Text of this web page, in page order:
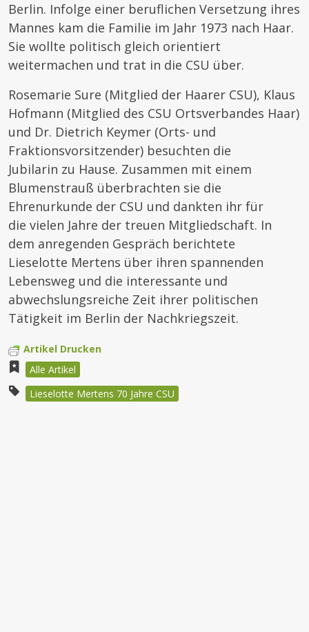
Berlin. Infolge einer beruflichen Versetzung ihres
Mannes kam die Familie im Jahr 1973 nach Haar.
Sie wollte politisch gleich orientiert
weitermachen und trat in die CSU über.
Rosemarie Sure (Mitglied der Haarer CSU), Klaus
Hofmann (Mitglied des CSU Ortsverbandes Haar)
und Dr. Dietrich Keymer (Orts- und
Fraktionsvorsitzender) besuchten die
Jubilarin zu Hause. Zusammen mit einem
Blumenstrauß überbrachten sie die
Ehrenurkunde der CSU und dankten ihr für
die vielen Jahre der treuen Mitgliedschaft. In
dem anregenden Gespräch berichtete
Lieselotte Mertens über ihren spannenden
Lebensweg und die interessante und
abwechslungsreiche Zeit ihrer politischen
Tätigkeit im Berlin der Nachkriegszeit.
Artikel Drucken
Alle Artikel
Lieselotte Mertens 70 Jahre CSU